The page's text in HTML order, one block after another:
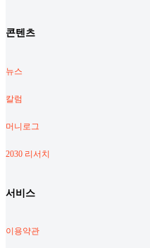
콘텐츠
뉴스
칼럼
머니로그
2030 리서치
서비스
이용약관